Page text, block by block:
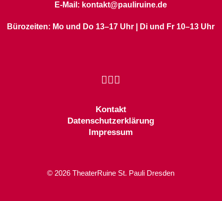
E-Mail: kontakt@pauliruine.de
Bürozeiten: Mo und Do 13–17 Uhr | Di und Fr 10–13 Uhr
Kontakt
Datenschutzerklärung
Impressum
© 2026 TheaterRuine St. Pauli Dresden